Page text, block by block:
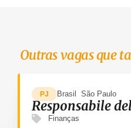
Outras vagas que
Brasil São Paulo
PJ
Responsabile
Finanças